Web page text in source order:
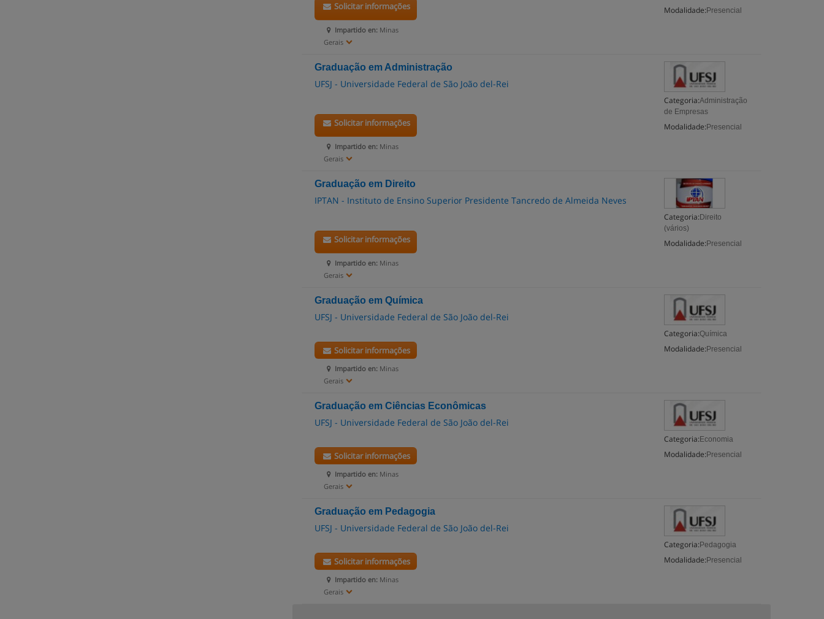
Modalidade: Presencial
Impartido en: Minas
Gerais
Solicitar informações
Graduação em Administração
UFSJ - Universidade Federal de São João del-Rei
Categoria:Administração
de Empresas
Modalidade: Presencial
Impartido en: Minas
Gerais
Solicitar informações
Graduação em Direito
IPTAN - Instituto de Ensino Superior Presidente Tancredo de Almeida Neves
Categoria: Direito
(vários)
Modalidade: Presencial
Impartido en: Minas
Gerais
Solicitar informações
Graduação em Química
UFSJ - Universidade Federal de São João del-Rei
Categoria:Química
Modalidade: Presencial
Impartido en: Minas
Gerais
Solicitar informações
Graduação em Ciências Econômicas
UFSJ - Universidade Federal de São João del-Rei
Categoria: Economia
Modalidade: Presencial
Impartido en: Minas
Gerais
Solicitar informações
Graduação em Pedagogia
UFSJ - Universidade Federal de São João del-Rei
Categoria: Pedagogia
Modalidade: Presencial
Impartido en: Minas
Gerais
Solicitar informações